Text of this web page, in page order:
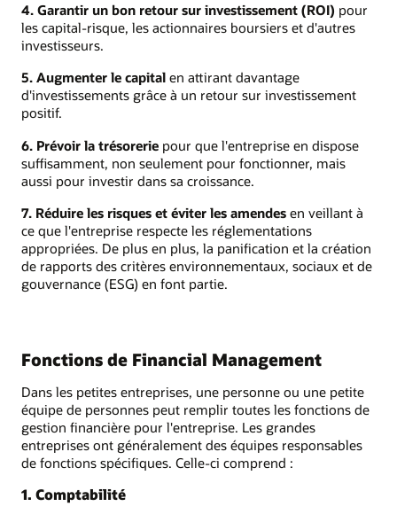
4. Garantir un bon retour sur investissement (ROI) pour
les capital-risque, les actionnaires boursiers et d'autres
investisseurs.
5. Augmenter le capital en attirant davantage
d'investissements grâce à un retour sur investissement
positif.
6. Prévoir la trésorerie pour que l'entreprise en dispose
suffisamment, non seulement pour fonctionner, mais
aussi pour investir dans sa croissance.
7. Réduire les risques et éviter les amendes en veillant à
ce que l'entreprise respecte les réglementations
appropriées. De plus en plus, la panification et la création
de rapports des critères environnementaux, sociaux et de
gouvernance (ESG) en font partie.
Fonctions de Financial Management
Dans les petites entreprises, une personne ou une petite
équipe de personnes peut remplir toutes les fonctions de
gestion financière pour l'entreprise. Les grandes
entreprises ont généralement des équipes responsables
de fonctions spécifiques. Celle-ci comprend :
1. Comptabilité